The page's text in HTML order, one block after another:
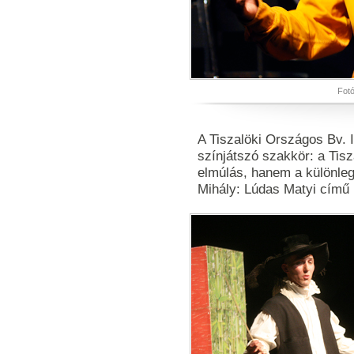
A Tiszalöki Országos Bv.
színjátszó szakkör: a
elmúlás, hanem a
Mihály: Lúdas Matyi